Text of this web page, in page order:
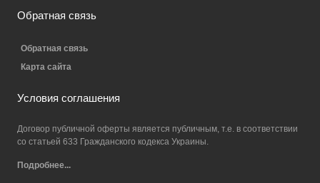
Обратная связь
Обратная связь
Карта сайта
Условия соглашения
Договор публичной оферты является публичным, т.е. в соответствии
со статьей 633 Гражданского кодекса Украины.
Подробнее...